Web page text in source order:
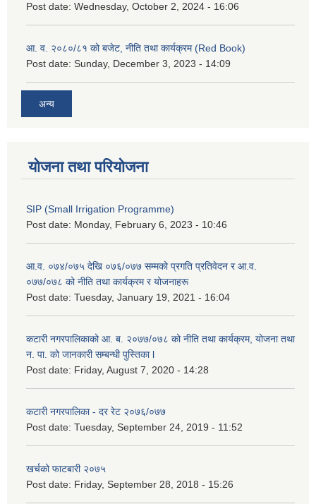
Post date: Wednesday, October 2, 2024 - 16:06
आ. व. २०८०/८१ को बजेट, नीति तथा कार्यक्रम (Red Book)
Post date: Sunday, December 3, 2023 - 14:09
अन्य
योजना तथा परियोजना
SIP (Small Irrigation Programme)
Post date: Monday, February 6, 2023 - 10:46
आ.व. ०७४/०७५ देखि ०७६/०७७ सम्मको प्रगति प्रतिवेदन र आ.व.
०७७/०७८ को नीति तथा कार्यक्रम र योजनाहरू
Post date: Tuesday, January 19, 2021 - 16:04
कटारी नगरपालिकाको आ. ब. २०७७/०७८ को नीति तथा कार्यक्रम, योजना तथा
न. पा. को जानकारी सम्बन्धी पुस्तिका l
Post date: Friday, August 7, 2020 - 14:28
कटारी नगरपालिका - दर रेट २०७६/०७७
Post date: Tuesday, September 24, 2019 - 11:52
खर्चको फाटबारी २०७५
Post date: Friday, September 28, 2018 - 15:26